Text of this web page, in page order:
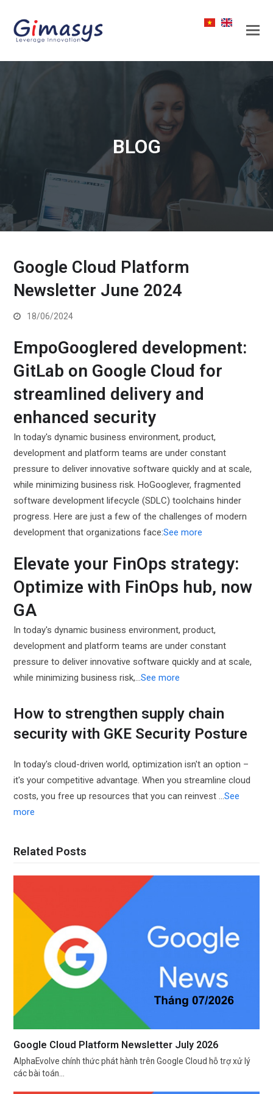
BLOG
Google Cloud Platform
Newsletter June 2024
18/06/2024
EmpoGooglered development:
GitLab on Google Cloud for
streamlined delivery and
enhanced security
In today's dynamic business environment, product,
development and platform teams are under constant
pressure to deliver innovative software quickly and at scale,
while minimizing business risk. HoGooglever, fragmented
software development lifecycle (SDLC) toolchains hinder
progress. Here are just a few of the challenges of modern
development that organizations face:See more
Elevate your FinOps strategy:
Optimize with FinOps hub, now
GA
In today's dynamic business environment, product,
development and platform teams are under constant
pressure to deliver innovative software quickly and at scale,
while minimizing business risk,...See more
How to strengthen supply chain
security with GKE Security Posture
In today's cloud-driven world, optimization isn't an option –
it's your competitive advantage. When you streamline cloud
costs, you free up resources that you can reinvest ...See
more
Related Posts
Google Cloud Platform Newsletter July 2026
AlphaEvolve chính thức phát hành trên Google Cloud hỗ trợ xử lý
các bài toán…